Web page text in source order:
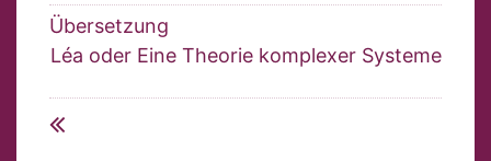
Übersetzung
Léa oder Eine Theorie komplexer Systeme